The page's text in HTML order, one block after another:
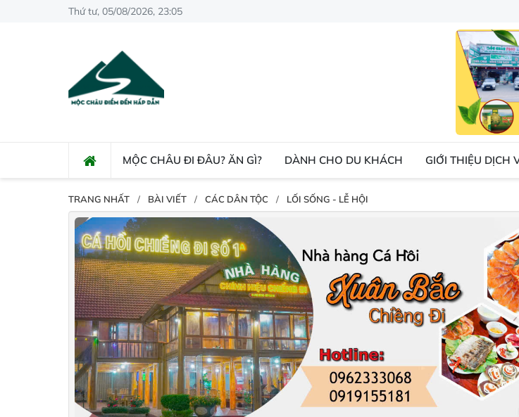
Thứ tư, 05/08/2026, 23:05
MỘC CHÂU ĐI ĐÂU? ĂN GÌ? DÀNH CHO DU KHÁCH GIỚI THIỆU DỊCH
TRANG NHẤT BÀI VIẾT CÁC DÂN TỘC LỐI SỐNG - LỄ HỘI